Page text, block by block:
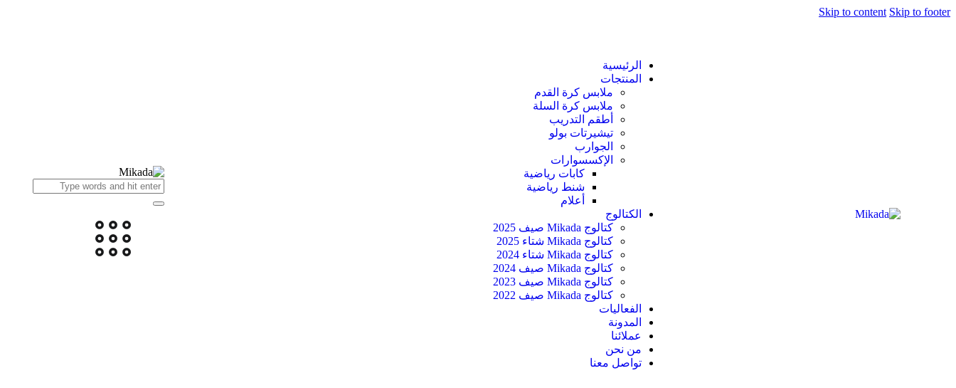
Skip to content Skip to footer
الرئيسية
المنتجات
ملابس كرة القدم
ملابس كرة السلة
أطقم التدريب
تيشيرتات بولو
الجوارب
الإكسسوارات
كابات رياضية
شنط رياضية
أعلام
الكتالوج
كتالوج Mikada صيف 2025
كتالوج Mikada شتاء 2025
كتالوج Mikada شتاء 2024
كتالوج Mikada صيف 2024
كتالوج Mikada صيف 2023
كتالوج Mikada صيف 2022
الفعاليات
المدونة
عملائنا
من نحن
تواصل معنا